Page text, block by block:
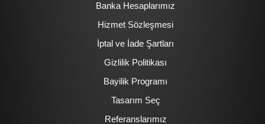
Banka Hesaplarımız
Hizmet Sözleşmesi
İptal ve İade Şartları
Gizlilik Politikası
Bayilik Programı
Tasarım Seç
Referanslarımız